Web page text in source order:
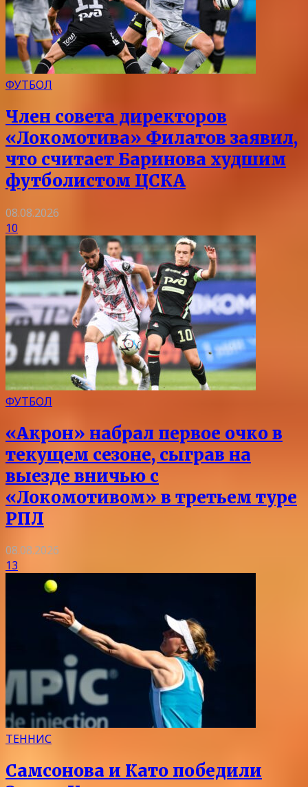
ФУТБОЛ
Член совета директоров
«Локомотива» Филатов заявил,
что считает Баринова худшим
футболистом ЦСКА
08.08.2026
10
ФУТБОЛ
«Акрон» набрал первое очко в
текущем сезоне, сыграв на
выезде вничью с
«Локомотивом» в третьем туре
РПЛ
08.08.2026
13
ТЕННИС
Самсонова и Като победили